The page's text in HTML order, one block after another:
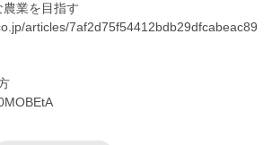
業を目指す
articles/7af2d75f54412bdb29dfcabeac89